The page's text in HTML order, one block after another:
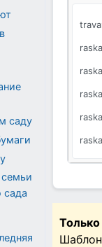
Только
саду
сада